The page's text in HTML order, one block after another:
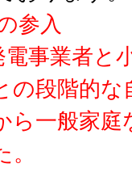
参入
事業者と
段階的な
ら一般家